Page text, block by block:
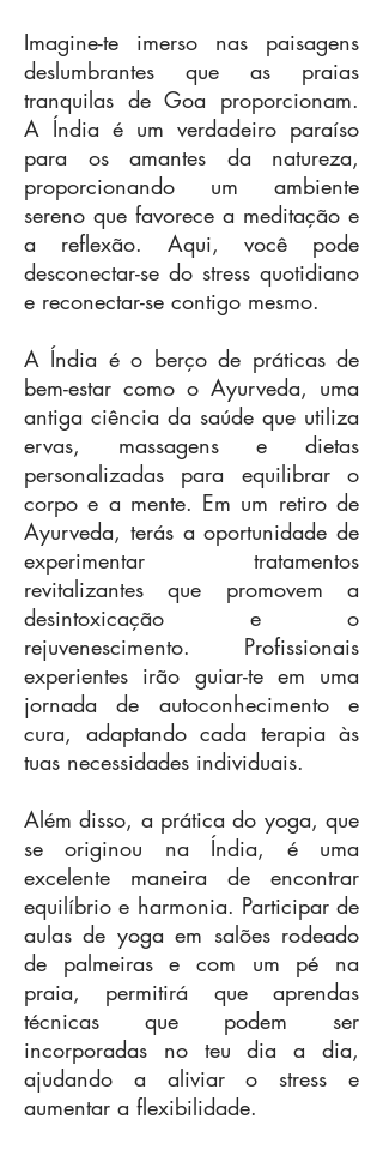
Imagine-te imerso nas paisagens
deslumbrantes que as praias
tranquilas de Goa proporcionam.
A Índia é um verdadeiro paraíso
para os amantes da natureza,
proporcionando um ambiente
sereno que favorece a meditação e
a reflexão. Aqui, você pode
desconectar-se do stress quotidiano
e reconectar-se contigo mesmo.
A Índia é o berço de práticas de
bem-estar como o Ayurveda, uma
antiga ciência da saúde que utiliza
ervas, massagens e dietas
personalizadas para equilibrar o
corpo e a mente. Em um retiro de
Ayurveda, terás a oportunidade de
experimentar tratamentos
revitalizantes que promovem a
desintoxicação e o
rejuvenescimento. Profissionais
experientes irão guiar-te em uma
jornada de autoconhecimento e
cura, adaptando cada terapia às
tuas necessidades individuais.
Além disso, a prática do yoga, que
se originou na Índia, é uma
excelente maneira de encontrar
equilíbrio e harmonia. Participar de
aulas de yoga em salões rodeado
de palmeiras e com um pé na
praia, permitirá que aprendas
técnicas que podem ser
incorporadas no teu dia a dia,
ajudando a aliviar o stress e
aumentar a flexibilidade.